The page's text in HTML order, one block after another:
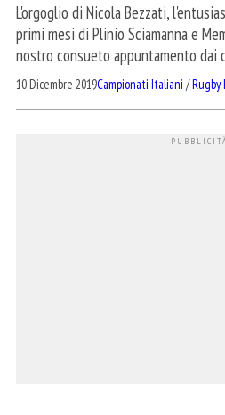
L'orgoglio di Nicola Bezzati,
primi mesi di Plinio Sciamanna e
nostro consueto appuntamento dai
10 Dicembre 2019Campionati Italiani /Rugby